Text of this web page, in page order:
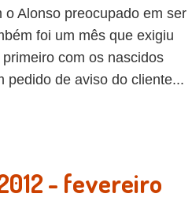
o Alonso preocupado em ser
foi um mês que exigiu
com os nascidos
pedido de aviso do cliente...
- fevereiro